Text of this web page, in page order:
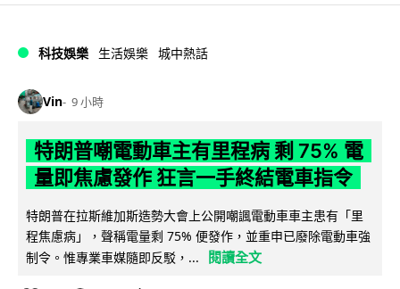
科技娛樂 生活娛樂 城中熱話
Vin 9 小時
特朗普嘲電動車主有里程病 剩 75% 電
量即焦慮發作 狂言一手終結電車指令
特朗普在拉斯維加斯造勢大會上公開嘲諷電動車車主患有「里
程焦慮病」，聲稱電量剩 75% 便發作，並重申已廢除電動車強
制令。惟專業車媒隨即反駁，...
閱讀全文